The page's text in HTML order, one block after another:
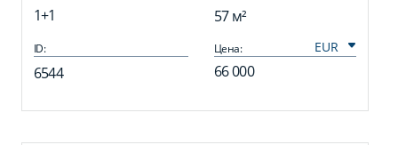
1+1 57 м²
ID:
6544
Цена:
66 000